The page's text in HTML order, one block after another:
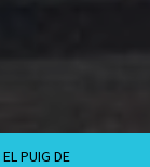
EL PUIG DE